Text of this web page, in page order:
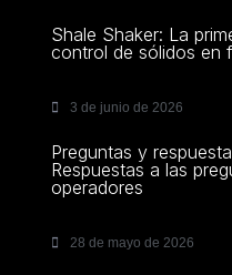
Shale Shaker: La
control de sólidos en
3 de junio de 2026
Preguntas y
Respuestas a las
operadores
28 de mayo de 2026